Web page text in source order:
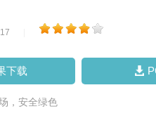
下载
，安全绿色